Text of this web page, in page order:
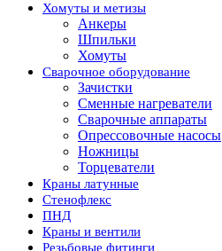
Хомуты и метизы
Анкеры
Шпильки
Хомуты
Сварочное оборудование
Зачистки
Сменные нагреватели
Сварочные аппараты
Опрессовочные насосы
Ножницы
Торцеватели
Краны латунные
Стенофлекс
ПНД
Краны и вентили
Резьбовые фитинги